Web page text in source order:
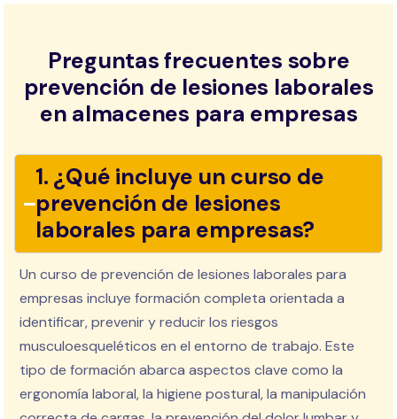
Preguntas frecuentes sobre
prevención de lesiones laborales
en almacenes para empresas
1. ¿Qué incluye un curso de
prevención de lesiones
laborales para empresas?
Un curso de prevención de lesiones laborales para
empresas incluye formación completa orientada a
identificar, prevenir y reducir los riesgos
musculoesqueléticos en el entorno de trabajo. Este
tipo de formación abarca aspectos clave como la
ergonomía laboral, la higiene postural, la manipulación